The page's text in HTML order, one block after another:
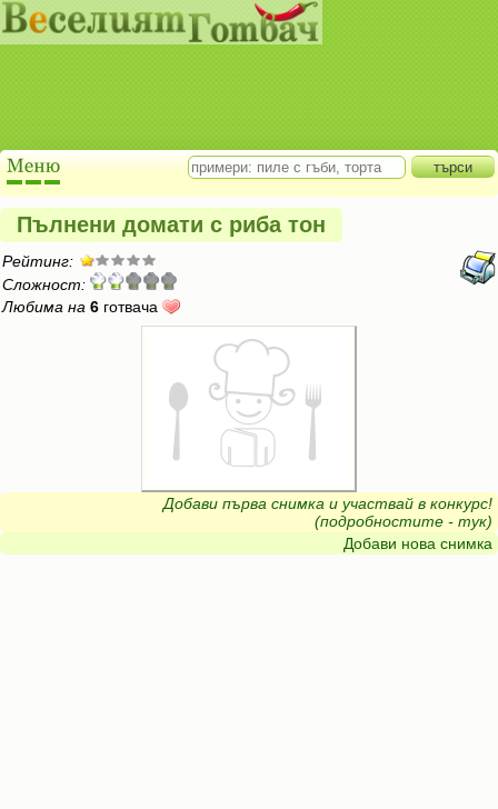
Пълнени домати с риба тон
Рейтинг:
Сложност:
Любима на 6 готвача
Добави първа снимка и участвай в конкурс!
(подробностите - тук)
Добави нова снимка